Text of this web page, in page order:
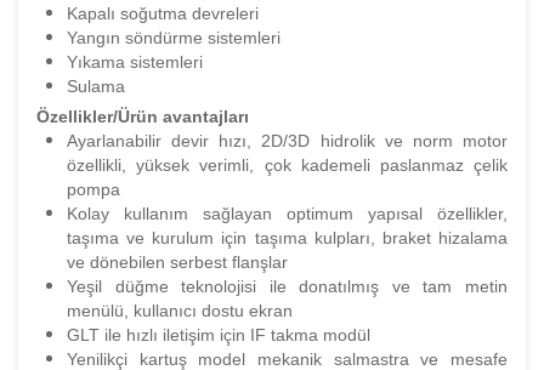
Kapalı soğutma devreleri
Yangın söndürme sistemleri
Yıkama sistemleri
Sulama
Özellikler/Ürün avantajları
Ayarlanabilir devir hızı, 2D/3D hidrolik ve norm motor
özellikli, yüksek verimli, çok kademeli paslanmaz çelik
pompa
Kolay kullanım sağlayan optimum yapısal özellikler,
taşıma ve kurulum için taşıma kulpları, braket hizalama
ve dönebilen serbest flanşlar
Yeşil düğme teknolojisi ile donatılmış ve tam metin
menülü, kullanıcı dostu ekran
GLT ile hızlı iletişim için IF takma modül
Yenilikçi kartuş model mekanik salmastra ve mesafe